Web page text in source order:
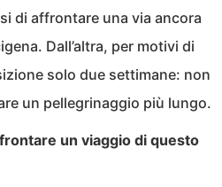
di affrontare una via ancora
Dall’altra, per motivi di
solo due settimane: non
un pellegrinaggio più lungo.
un viaggio di questo